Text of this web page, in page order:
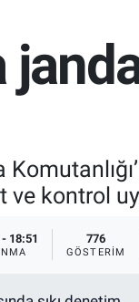
ve kontrol
18:51 776
GÖSTERIM